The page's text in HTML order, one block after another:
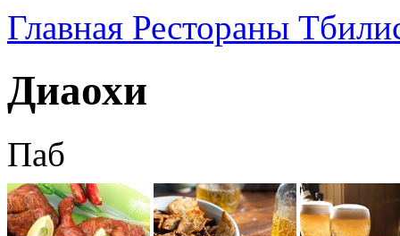
Главная Рестораны
Диаохи
Паб